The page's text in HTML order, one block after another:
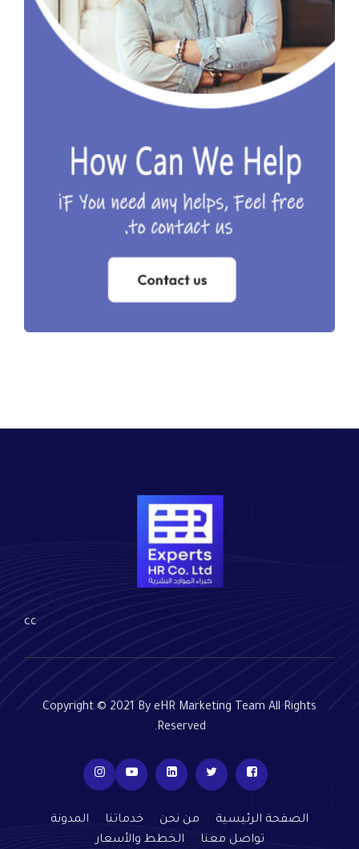
cc
Copyright © 2021 By eHR Marketing Team All Rights
Reserved.
الصفحة الرئيسية من نحن خدماتنا
المدونة
تواصل معنا
الخطط والأسعار